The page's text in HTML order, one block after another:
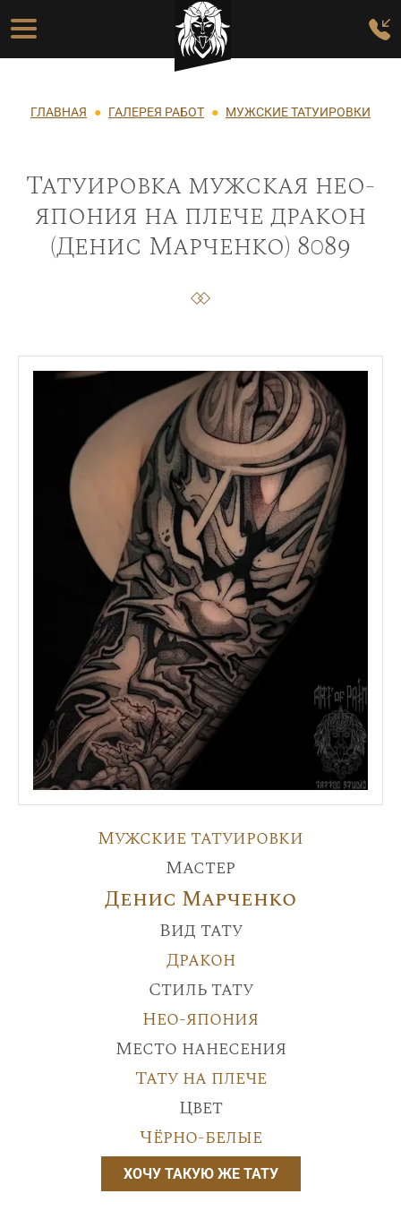
Перейти к основному содержанию
Основная навигация
Строка навигации
ГЛАВНАЯ ГАЛЕРЕЯ РАБОТ МУЖСКИЕ ТАТУИРОВКИ
Татуировка мужская нео-
япония на плече дракон
(Денис Марченко) 8089
Мужские татуировки
Мастер
Денис Марченко
Вид тату
Дракон
Стиль тату
Нео-япония
Место нанесения
Тату на плече
Цвет
Чёрно-белые
ХОЧУ ТАКУЮ ЖЕ ТАТУ